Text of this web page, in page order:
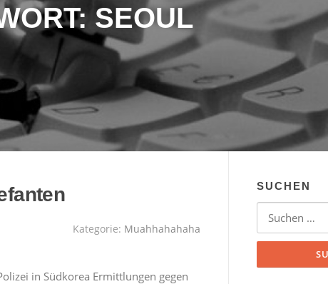
SEOUL
Kategorie: Muahhahahaha
in Südkorea Ermittlungen gegen
SUCHEN
Suchen nach: